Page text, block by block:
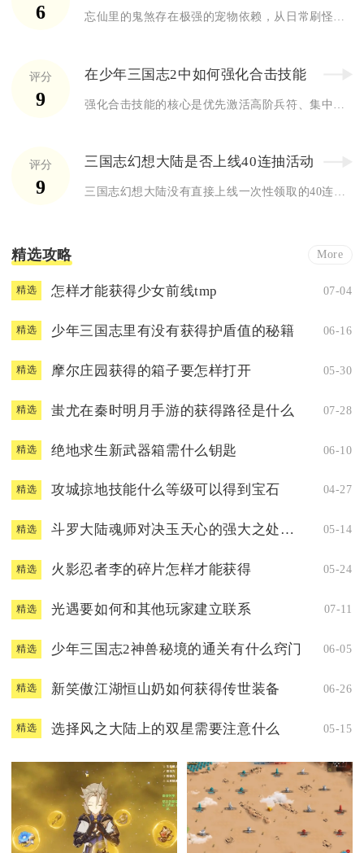
6 忘仙里的鬼煞存在极强的宠物依赖，从日常刷怪、副本攻坚到跨服竞...
评分
9
在少年三国志2中如何强化合击技能
评分
9
三国志幻想大陆是否上线40连抽活动
三国志幻想大陆没有直接上线一次性领取的40连抽限时活动，所谓...
精选攻略 More
精选 怎样才能获得少女前线tmp 07-04
精选 少年三国志里有没有获得护盾值的秘籍 06-16
精选 摩尔庄园获得的箱子要怎样打开 05-30
精选 蚩尤在秦时明月手游的获得路径是什么 07-28
精选 绝地求生新武器箱需什么钥匙 06-10
精选 攻城掠地技能什么等级可以得到宝石 04-27
精选 斗罗大陆魂师对决玉天心的强大之处在哪里 05-14
精选 火影忍者李的碎片怎样才能获得 05-24
精选 光遇要如何和其他玩家建立联系 07-11
精选 少年三国志2神兽秘境的通关有什么窍门 06-05
精选 新笑傲江湖恒山奶如何获得传世装备 06-26
精选 选择风之大陆上的双星需要注意什么 05-15